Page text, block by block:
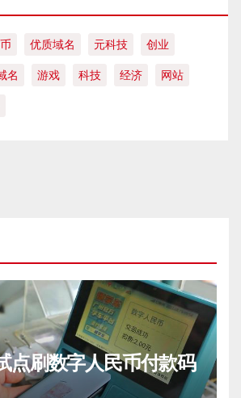
优质域名 元科技 创业
名 游戏 科技 经济 网站
点刷数字人民币付款码